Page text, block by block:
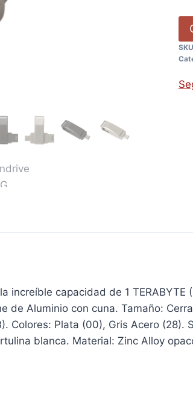
increíble capacidad de 1
de Aluminio con cuna. Tamaño:
Colores: Plata (00), Gris Acero
blanca. Material: Zinc Alloy